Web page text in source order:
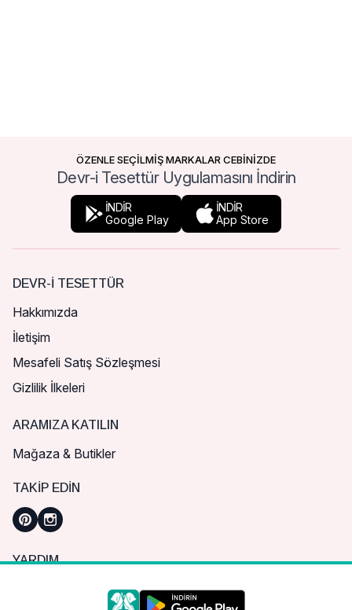
ÖZENLE SEÇİLMİŞ MARKALAR CEBİNİZDE
Devr-i Tesettür Uygulamasını İndirin
İNDİR
Google Play
İNDİR
App Store
DEVR-I TESETTÜR
Hakkımızda
İletişim
Mesafeli Satış Sözleşmesi
Gizlilik İlkeleri
ARAMIZA KATILIN
Mağaza & Butikler
TAKIP EDIN
YARDIM
Sık Sorulan Sorular